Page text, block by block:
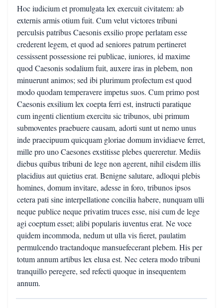
Hoc iudicium et promulgata lex exercuit civitatem: ab
externis armis otium fuit. Cum velut victores tribuni
perculsis patribus Caesonis exsilio prope perlatam esse
crederent legem, et quod ad seniores patrum pertineret
cessissent possessione rei publicae, iuniores, id maxime
quod Caesonis sodalium fuit, auxere iras in plebem, non
minuerunt animos; sed ibi plurimum profectum est quod
modo quodam temperavere impetus suos. Cum primo post
Caesonis exsilium lex coepta ferri est, instructi paratique
cum ingenti clientium exercitu sic tribunos, ubi primum
submoventes praebuere causam, adorti sunt ut nemo unus
inde praecipuum quicquam gloriae domum invidiaeve ferret,
mille pro uno Caesones exstitisse plebes quereretur. Mediis
diebus quibus tribuni de lege non agerent, nihil eisdem illis
placidius aut quietius erat. Benigne salutare, adloqui plebis
homines, domum invitare, adesse in foro, tribunos ipsos
cetera pati sine interpellatione concilia habere, nunquam ulli
neque publice neque privatim truces esse, nisi cum de lege
agi coeptum esset; alibi popularis iuventus erat. Ne voce
quidem incommoda, nedum ut ulla vis fieret, paulatim
permulcendo tractandoque mansuefecerant plebem. His per
totum annum artibus lex elusa est. Nec cetera modo tribuni
tranquillo peregere, sed refecti quoque in insequentem
annum.